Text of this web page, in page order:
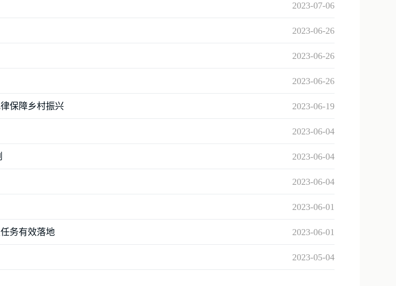
2023-07-06
2023-06-26
2023-06-26
2023-06-26
保障乡村振兴 2023-06-19
2023-06-04
2023-06-04
2023-06-04
2023-06-01
务有效落地 2023-06-01
2023-05-04